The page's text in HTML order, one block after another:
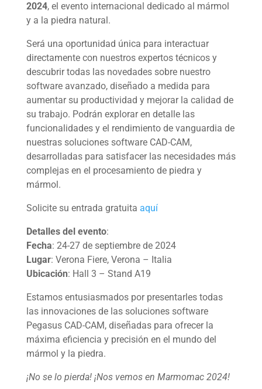
Home
Quien somos
Software
Stone
Wood
Mech
Other
2024, el evento internacional dedicado al mármol
y a la piedra natural.
Será una oportunidad única para interactuar
directamente con nuestros expertos técnicos y
descubrir todas las novedades sobre nuestro
software avanzado, diseñado a medida para
aumentar su productividad y mejorar la calidad de
su trabajo. Podrán explorar en detalle las
funcionalidades y el rendimiento de vanguardia de
nuestras soluciones software CAD-CAM,
desarrolladas para satisfacer las necesidades más
complejas en el procesamiento de piedra y
mármol.
Solicite su entrada gratuita aquí
Detalles del evento:
Fecha: 24-27 de septiembre de 2024
Lugar: Verona Fiere, Verona – Italia
Ubicación: Hall 3 – Stand A19
Estamos entusiasmados por presentarles todas
las innovaciones de las soluciones software
Pegasus CAD-CAM, diseñadas para ofrecer la
máxima eficiencia y precisión en el mundo del
mármol y la piedra.
¡No se lo pierda! ¡Nos vemos en Marmomac 2024!